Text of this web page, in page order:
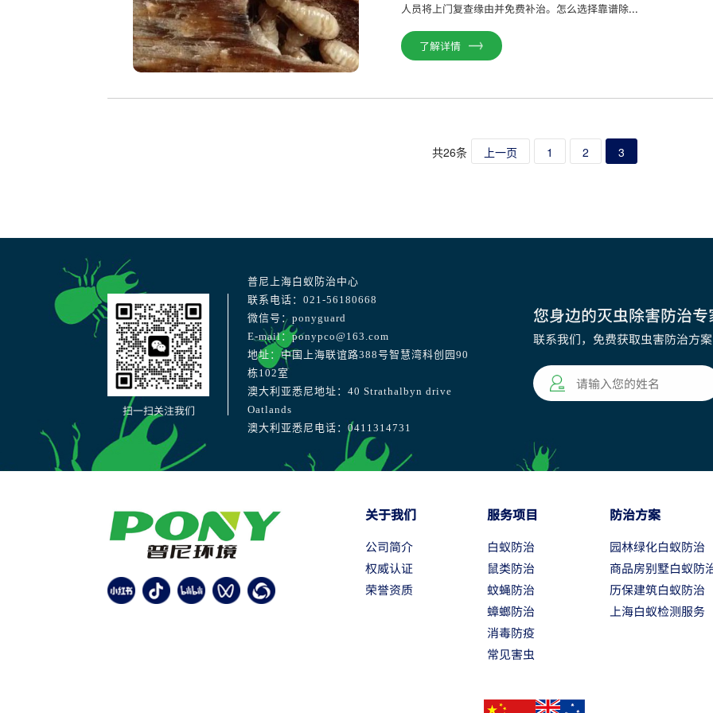
人员将上门复查缘由并免费补治。怎么选择靠谱除...
了解详情
共26条 上一页 1 2 3
扫一扫关注我们
普尼上海白蚁防治中心
联系电话：021-56180668
微信号：ponyguard
E-mail：ponypco@163.com
地址：中国上海联谊路388号智慧湾科创园90
栋102室
澳大利亚悉尼地址：40 Strathalbyn drive
Oatlands
澳大利亚悉尼电话：0411314731
您身边的灭虫除害防治专
联系我们，免费获取虫害防治方案
关于我们
公司简介
权威认证
荣誉资质
服务项目
白蚁防治
鼠类防治
蚊蝇防治
蟑螂防治
消毒防疫
常见害虫
防治方案
园林绿化白蚁防治
商品房别墅白蚁防
历保建筑白蚁防治
上海白蚁检测服务